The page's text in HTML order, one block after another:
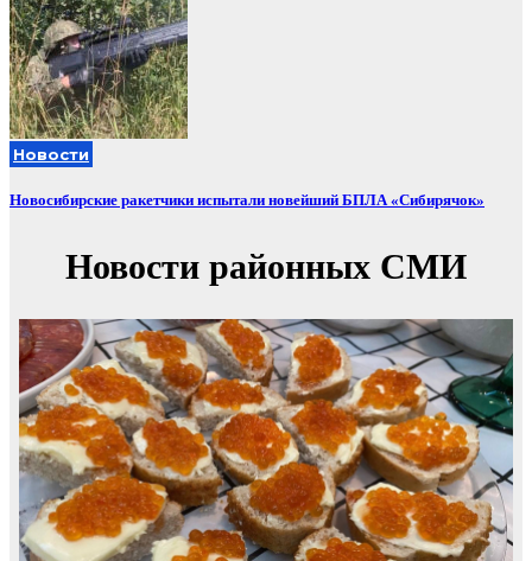
Новости
Новосибирские ракетчики испытали новейший БПЛА «Сибирячок»